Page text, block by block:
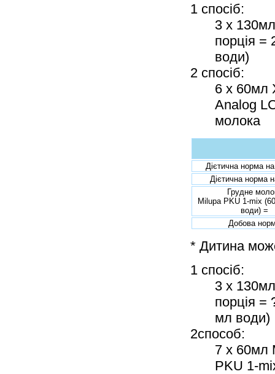
1 спосіб:
3 x
порція =
води)
2 спосіб:
6 x 60мл
Analog
молока
Дієтична норма
Дієтична норма
Грудне
Milupa PKU 1-mix
води) =
Добова
* Дитина
1 спосіб:
3 x
порція =
мл води)
2способ:
7 x 60мл
PKU 1-